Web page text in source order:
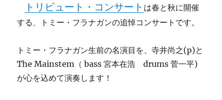
トリビュート・コンサート は春と秋に開催
する、トミー・フラナガンの追悼コンサートです。
トミー・フラナガン生前の名演目を、寺井尚之(p)と
The Mainstem（ bass 宮本在浩 drums 菅一平)
が心を込めて演奏します！